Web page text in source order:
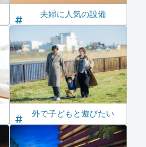
夫婦に人気の設備
外で子どもと遊びたい